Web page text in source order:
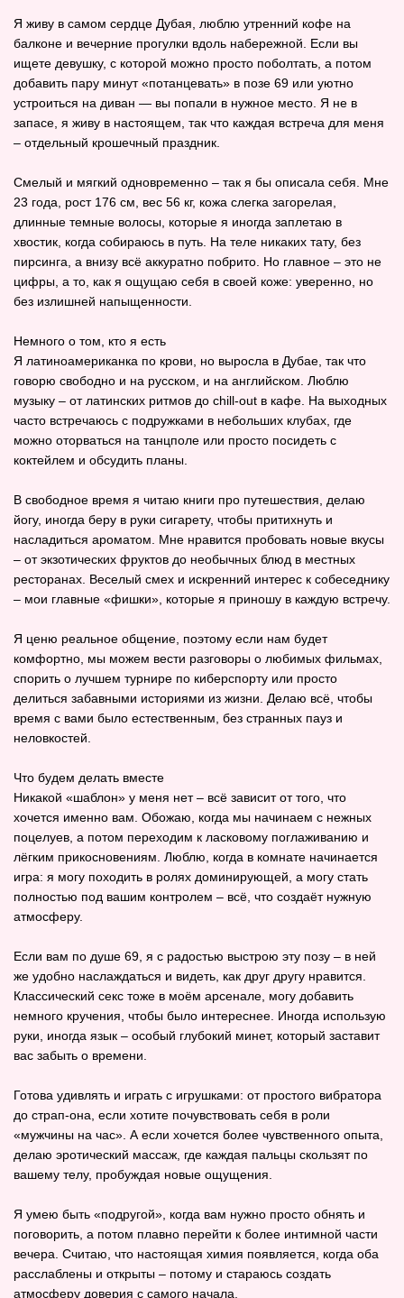
Я живу в самом сердце Дубая, люблю утренний кофе на
балконе и вечерние прогулки вдоль набережной. Если вы
ищете девушку, с которой можно просто поболтать, а потом
добавить пару минут «потанцевать» в позе 69 или уютно
устроиться на диван — вы попали в нужное место. Я не в
запасе, я живу в настоящем, так что каждая встреча для меня
– отдельный крошечный праздник.
Смелый и мягкий одновременно – так я бы описала себя. Мне
23 года, рост 176 см, вес 56 кг, кожа слегка загорелая,
длинные темные волосы, которые я иногда заплетаю в
хвостик, когда собираюсь в путь. На теле никаких тату, без
пирсинга, а внизу всё аккуратно побрито. Но главное – это не
цифры, а то, как я ощущаю себя в своей коже: уверенно, но
без излишней напыщенности.
Немного о том, кто я есть
Я латиноамериканка по крови, но выросла в Дубае, так что
говорю свободно и на русском, и на английском. Люблю
музыку – от латинских ритмов до chill‑out в кафе. На выходных
часто встречаюсь с подружками в небольших клубах, где
можно оторваться на танцполе или просто посидеть с
коктейлем и обсудить планы.
В свободное время я читаю книги про путешествия, делаю
йогу, иногда беру в руки сигарету, чтобы притихнуть и
насладиться ароматом. Мне нравится пробовать новые вкусы
– от экзотических фруктов до необычных блюд в местных
ресторанах. Веселый смех и искренний интерес к собеседнику
– мои главные «фишки», которые я приношу в каждую встречу.
Я ценю реальное общение, поэтому если нам будет
комфортно, мы можем вести разговоры о любимых фильмах,
спорить о лучшем турнире по киберспорту или просто
делиться забавными историями из жизни. Делаю всё, чтобы
время с вами было естественным, без странных пауз и
неловкостей.
Что будем делать вместе
Никакой «шаблон» у меня нет – всё зависит от того, что
хочется именно вам. Обожаю, когда мы начинаем с нежных
поцелуев, а потом переходим к ласковому поглаживанию и
лёгким прикосновениям. Люблю, когда в комнате начинается
игра: я могу походить в ролях доминирующей, а могу стать
полностью под вашим контролем – всё, что создаёт нужную
атмосферу.
Если вам по душе 69, я с радостью выстрою эту позу – в ней
же удобно наслаждаться и видеть, как друг другу нравится.
Классический секс тоже в моём арсенале, могу добавить
немного кручения, чтобы было интереснее. Иногда использую
руки, иногда язык – особый глубокий минет, который заставит
вас забыть о времени.
Готова удивлять и играть с игрушками: от простого вибратора
до страп‑она, если хотите почувствовать себя в роли
«мужчины на час». А если хочется более чувственного опыта,
делаю эротический массаж, где каждая пальцы скользят по
вашему телу, пробуждая новые ощущения.
Я умею быть «подругой», когда вам нужно просто обнять и
поговорить, а потом плавно перейти к более интимной части
вечера. Считаю, что настоящая химия появляется, когда оба
расслаблены и открыты – потому и стараюсь создать
атмосферу доверия с самого начала.